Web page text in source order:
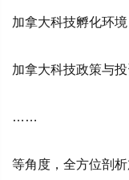
加拿大科技孵化环境
加拿大科技政策与
……
等角度，全方位剖